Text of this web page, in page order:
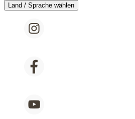
Land / Sprache wählen